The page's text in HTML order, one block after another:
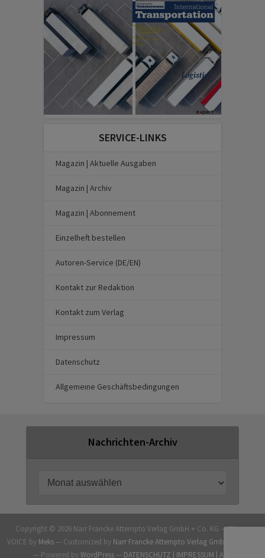
SERVICE-LINKS
Magazin | Aktuelle Ausgaben
Magazin | Archiv
Magazin | Abonnement
Einzelheft bestellen
Autoren-Service (DE/EN)
Kontakt zur Redaktion
Kontakt zum Verlag
Impressum
Datenschutz
Allgemeine Geschäftsbedingungen
Nachrichten-Archiv
Copyright © 2026 Narr Francke Attempto Verlag GmbH + Co. KG — Theme
VOICE by Meks— Customized by Narr Francke Attempto Verlag GmbH + Co. KG
— Powered byWordPress— DATENSCHUTZ | IMPRESSUM | AGB